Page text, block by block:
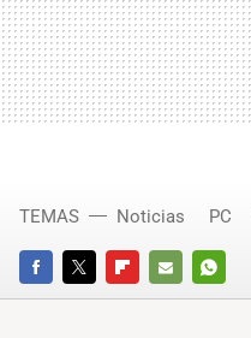
FACEBOOKTWITTERFLIPBOARD
E-
TEMAS Noticias PC